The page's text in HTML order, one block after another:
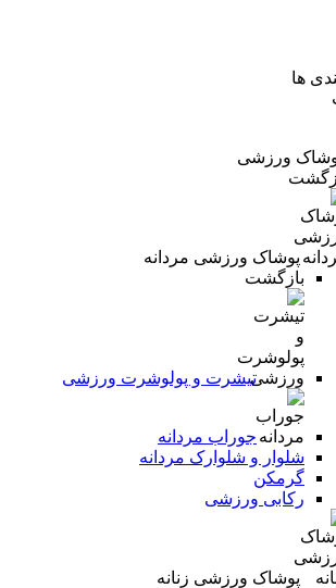
ها
ورزشی
پوشاک ورزشی مردانه
بازگشت
تیشرت و پولوشرت ورزشی
جوراب مردانه
شلوار و شلوارک مردانه
گرمکن
رکابی ورزشی
پوشاک ورزشی زنانه